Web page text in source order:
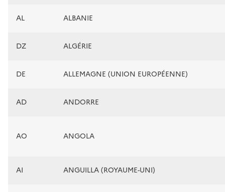
AL ALBANIE
DZ ALGÉRIE
DE ALLEMAGNE (UNION EUROPÉENNE)
AD ANDORRE
AO ANGOLA
AI ANGUILLA (ROYAUME-UNI)